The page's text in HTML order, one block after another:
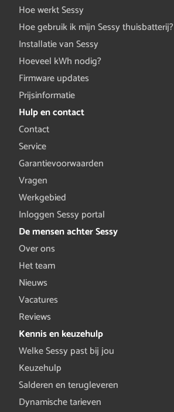
Hoe werkt Sessy
Hoe gebruik ik mijn Sessy thuisbatterij?
Installatie van Sessy
Hoeveel kWh nodig?
Firmware updates
Prijsinformatie
Hulp en contact
Contact
Service
Garantievoorwaarden
Vragen
Werkgebied
Inloggen Sessy portal
De mensen achter Sessy
Over ons
Het team
Nieuws
Vacatures
Reviews
Kennis en keuzehulp
Welke Sessy past bij jou
Keuzehulp
Salderen en terugleveren
Dynamische tarieven